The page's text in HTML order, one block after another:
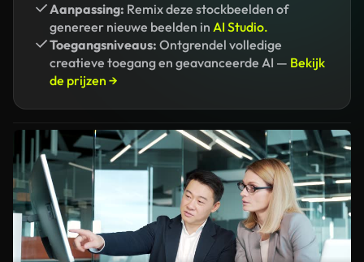
Aanpassing: Remix deze stockbeelden of
genereer nieuwe beelden in AI Studio.
Toegangsniveaus: Ontgrendel volledige
creatieve toegang en geavanceerde AI — Bekijk
de prijzen →